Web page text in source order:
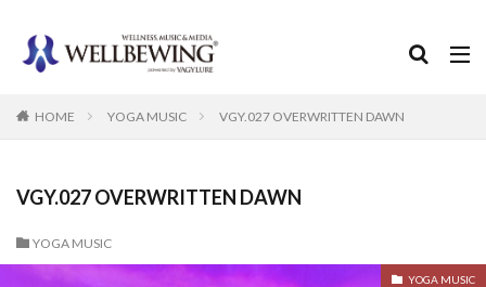
HOME YOGA MUSIC VGY.027 OVERWRITTEN DAWN
VGY.027 OVERWRITTEN DAWN
YOGA MUSIC
YOGA MUSIC
カテゴリー
検索